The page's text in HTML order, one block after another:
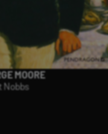
MOORE
Nobbs